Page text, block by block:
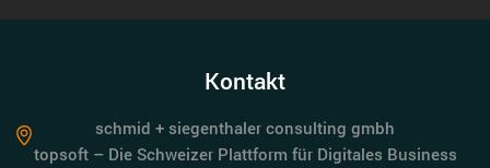
Kontakt
schmid + siegenthaler consulting gmbh
topsoft – Die Schweizer Plattform für Digitales Business